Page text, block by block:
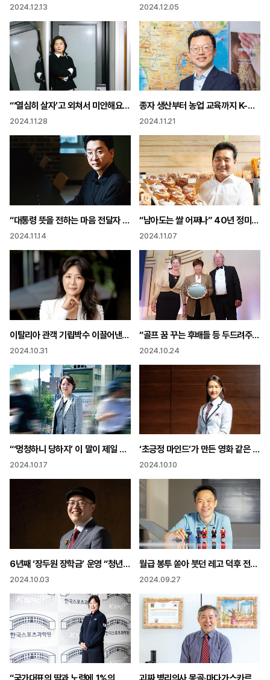
2024.12.13 2024.12.05
“‘열심히 살자’고 외쳐서 미안해요 이제 내 꿈이 아닌 나를 위해 살아요!”
2024.11.28
종자 생산부터 농업 교육까지 K-농업으로 아프리카 식량 혁신!
2024.11.21
“대통령 뜻을 전하는 마음 전달자 쓸 때마다 붓이 무겁다”
2024.11.14
“남아도는 쌀 어쩌나” 40년 정미소 사장님 쌀빵으로 길 찾았다
2024.11.07
이탈리아 관객 기립박수 이끌어낸 비결? “뮤지컬보다 재밌는 오페라 기대하세요!”
2024.10.31
“골프 꿈 꾸는 후배들 등 두드려주는 것이 지금 내가 해야 할 일”
2024.10.24
“‘멍청하니 당하지’ 이 말이 제일 듣기 싫었다 포상금·원금 반환 소송 끝까지 싸울 것”
2024.10.17
‘초긍정 마인드’가 만든 영화 같은 여정 “생각의 한 끗 차이가 다른 인생 만들어요”
2024.10.10
6년째 ‘장두원 장학금’ 운영 “청년 고민은 청년이 가장 잘 알아 함께하면 바꿀 수 있다”
2024.10.03
월급 봉투 쏟아 붓던 레고 덕후 전통문화에 새로움을 더하다
2024.09.27